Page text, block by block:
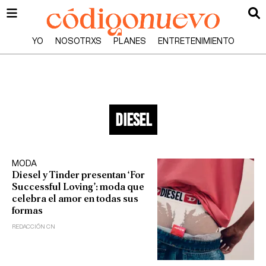
YO NOSOTRXS PLANES ENTRETENIMIENTO
diesel
MODA
Diesel y Tinder presentan ‘For
Successful Loving’: moda que
celebra el amor en todas sus
formas
REDACCIÓN CN